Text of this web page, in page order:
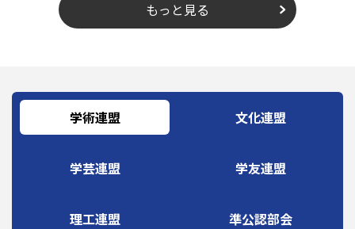
もっと見る
学術連盟 文化連盟
学芸連盟 学友連盟
理工連盟 準公認部会